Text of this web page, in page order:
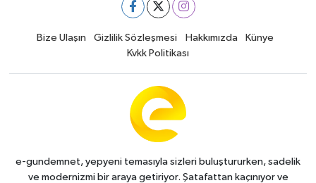
Bize Ulaşın Gizlilik Sözleşmesi Hakkımızda
Künye
Kvkk Politikası
e-gundemnet, yepyeni temasıyla sizleri buluştururken, sadelik
ve modernizmi bir araya getiriyor. Şatafattan kaçınıyor ve